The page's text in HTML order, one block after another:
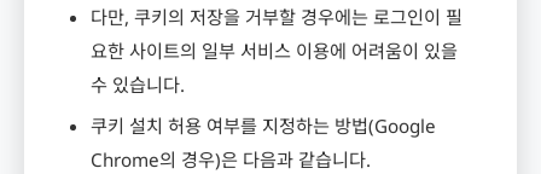
다만, 쿠키의 저장을 거부할 경우에는 로그인이 필
요한 사이트의 일부 서비스 이용에 어려움이 있을
수 있습니다.
쿠키 설치 허용 여부를 지정하는 방법(Google
Chrome의 경우)은 다음과 같습니다.